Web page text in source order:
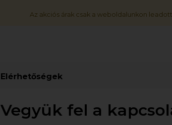
Az akciós árak csak a weboldalunkon
Elérhetőségek
Vegyük fel a